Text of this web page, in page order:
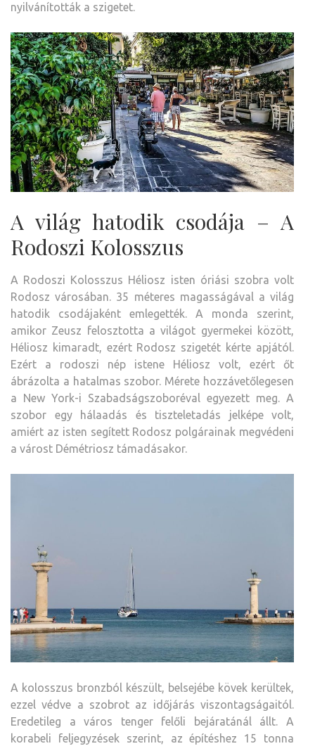
nyilvánították a szigetet.
A világ hatodik csodája – A
Rodoszi Kolosszus
A Rodoszi Kolosszus Héliosz isten óriási szobra volt
Rodosz városában. 35 méteres magasságával a világ
hatodik csodájaként emlegették. A monda szerint,
amikor Zeusz felosztotta a világot gyermekei között,
Héliosz kimaradt, ezért Rodosz szigetét kérte apjától.
Ezért a rodoszi nép istene Héliosz volt, ezért őt
ábrázolta a hatalmas szobor. Mérete hozzávetőlegesen
a New York-i Szabadságszoboréval egyezett meg. A
szobor egy hálaadás és tiszteletadás jelképe volt,
amiért az isten segített Rodosz polgárainak megvédeni
a várost Démétriosz támadásakor.
A kolosszus bronzból készült, belsejébe kövek kerültek,
ezzel védve a szobrot az időjárás viszontagságaitól.
Eredetileg a város tenger felőli bejáratánál állt. A
korabeli feljegyzések szerint, az építéshez 15 tonna